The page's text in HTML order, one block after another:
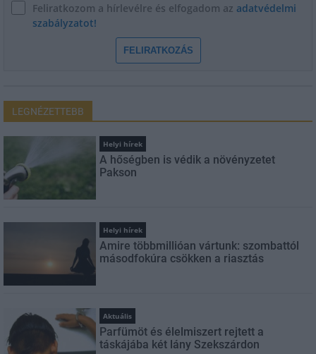
Feliratkozom a hírlevélre és elfogadom az adatvédelmi
szabályzatot!
FELIRATKOZÁS
LEGNÉZETTEBB
Helyi hírek
A hőségben is védik a növényzetet
Pakson
Helyi hírek
Amire többmillióan vártunk: szombattól
másodfokúra csökken a riasztás
Aktuális
Parfümöt és élelmiszert rejtett a
táskájába két lány Szekszárdon